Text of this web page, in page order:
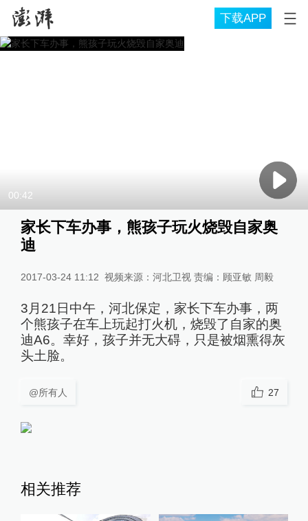
下载APP
00:42
家长下车办事，熊孩子玩火烧毁自家奥
迪
2017-03-24 11:12 视频来源：河北卫视 责编：顾亚敏 周毅
3月21日中午，河北保定，家长下车办事，两
个熊孩子在车上玩起打火机，烧毁了自家的奥
迪A6。幸好，孩子并无大碍，只是被烟熏得灰
头土脸。
@所有人 27
相关推荐